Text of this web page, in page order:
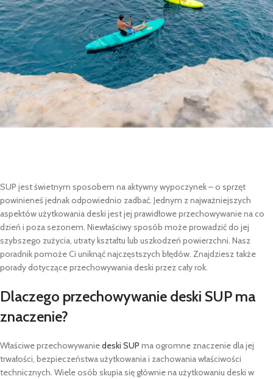
SUP jest świetnym sposobem na aktywny wypoczynek – o sprzęt
powinieneś jednak odpowiednio zadbać. Jednym z najważniejszych
aspektów użytkowania deski jest jej prawidłowe przechowywanie na co
dzień i poza sezonem. Niewłaściwy sposób może prowadzić do jej
szybszego zużycia, utraty kształtu lub uszkodzeń powierzchni. Nasz
poradnik pomoże Ci uniknąć najczęstszych błędów. Znajdziesz także
porady dotyczące przechowywania deski przez cały rok.
Dlaczego przechowywanie deski SUP ma
znaczenie?
Właściwe przechowywaniedeski SUP ma ogromne znaczenie dla jej
trwałości, bezpieczeństwa użytkowania i zachowania właściwości
technicznych. Wiele osób skupia się głównie na użytkowaniu deski w